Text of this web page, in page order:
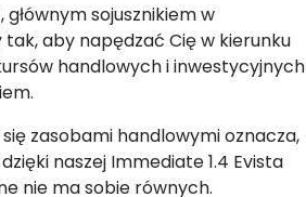
sojusznikiem w
aby napędzać Cię w kierunku
handlowych i inwestycyjnych
zasobami handlowymi oznacza,
naszej Immediate 1.4 Evista
nie ma sobie równych.